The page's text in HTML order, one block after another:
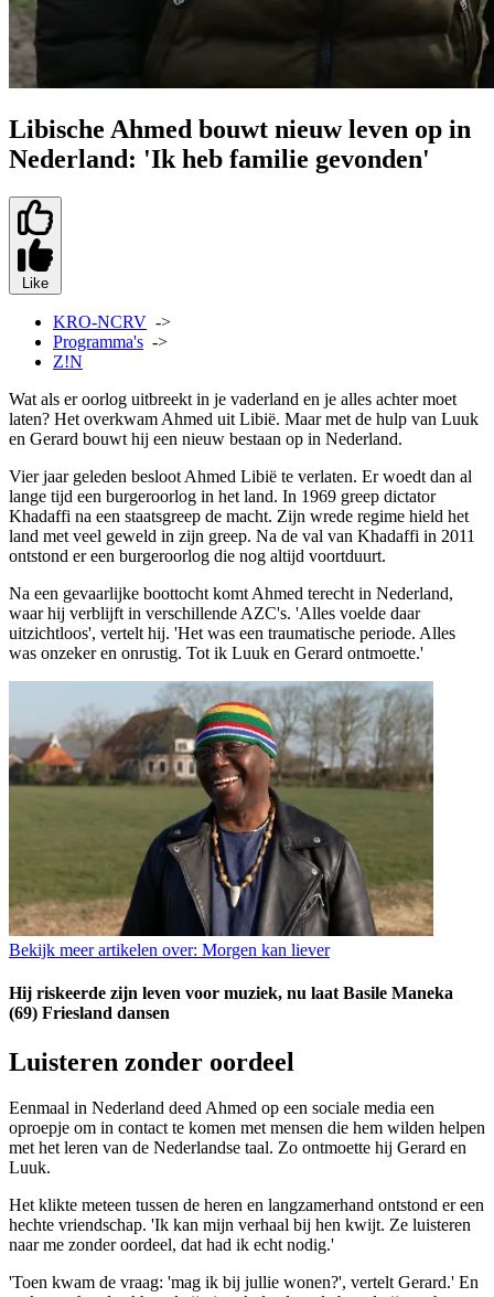
Libische Ahmed bouwt nieuw leven op in
Nederland: 'Ik heb familie gevonden'
Like
KRO-NCRV ->
Programma's ->
Z!N
Wat als er oorlog uitbreekt in je vaderland en je alles achter moet
laten? Het overkwam Ahmed uit Libië. Maar met de hulp van Luuk
en Gerard bouwt hij een nieuw bestaan op in Nederland.
Vier jaar geleden besloot Ahmed Libië te verlaten. Er woedt dan al
lange tijd een burgeroorlog in het land. In 1969 greep dictator
Khadaffi na een staatsgreep de macht. Zijn wrede regime hield het
land met veel geweld in zijn greep. Na de val van Khadaffi in 2011
ontstond er een burgeroorlog die nog altijd voortduurt.
Na een gevaarlijke boottocht komt Ahmed terecht in Nederland,
waar hij verblijft in verschillende AZC's. 'Alles voelde daar
uitzichtloos', vertelt hij. 'Het was een traumatische periode. Alles
was onzeker en onrustig. Tot ik Luuk en Gerard ontmoette.'
Bekijk meer artikelen over: Morgen kan liever
Hij riskeerde zijn leven voor muziek, nu laat Basile Maneka
(69) Friesland dansen
Luisteren zonder oordeel
Eenmaal in Nederland deed Ahmed op een sociale media een
oproepje om in contact te komen met mensen die hem wilden helpen
met het leren van de Nederlandse taal. Zo ontmoette hij Gerard en
Luuk.
Het klikte meteen tussen de heren en langzamerhand ontstond er een
hechte vriendschap. 'Ik kan mijn verhaal bij hen kwijt. Ze luisteren
naar me zonder oordeel, dat had ik echt nodig.'
'Toen kwam de vraag: 'mag ik bij jullie wonen?', vertelt Gerard.' En